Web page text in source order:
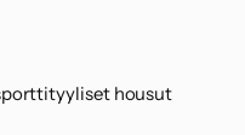
housut